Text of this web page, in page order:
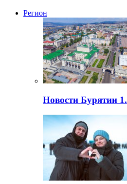
Регион
Новости Бурятии